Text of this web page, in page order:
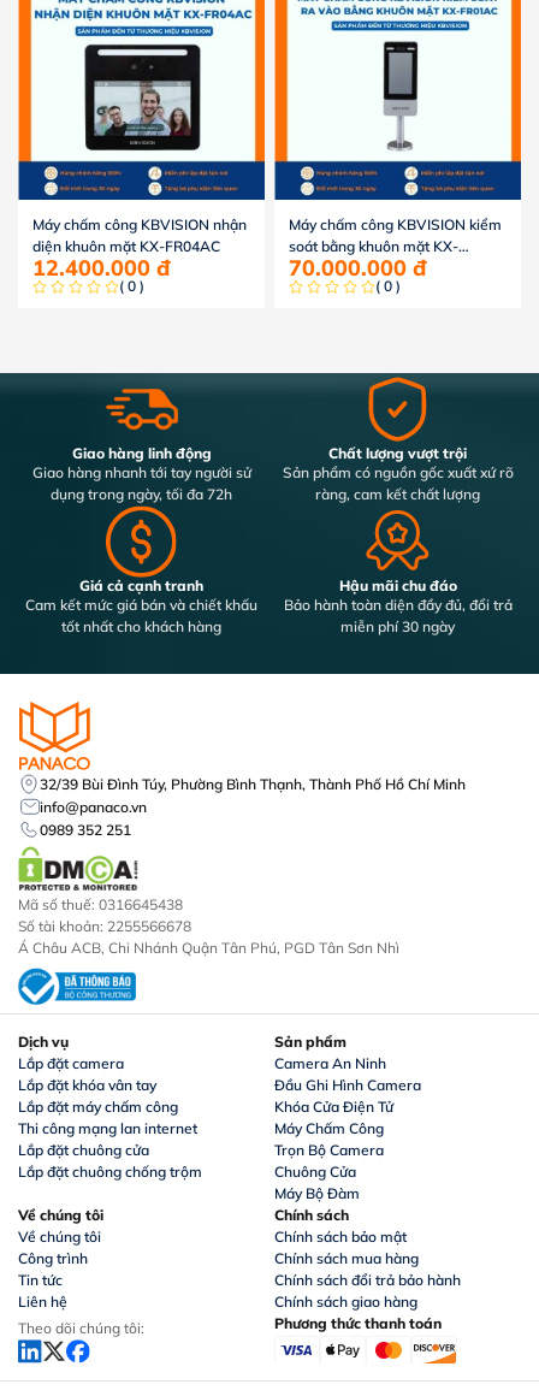
Máy chấm công KBVISION nhận
diện khuôn mặt KX-FR04AC
12.400.000 đ
( 0 )
Máy chấm công KBVISION kiểm
soát bằng khuôn mặt KX-
FR01AC
70.000.000 đ
( 0 )
Giao hàng linh động
Giao hàng nhanh tới tay người sử
dụng trong ngày, tối đa 72h
Chất lượng vượt trội
Sản phẩm có nguồn gốc xuất xứ rõ
ràng, cam kết chất lượng
Giá cả cạnh tranh
Cam kết mức giá bán và chiết khấu
tốt nhất cho khách hàng
Hậu mãi chu đáo
Bảo hành toàn diện đầy đủ, đổi trả
miễn phí 30 ngày
Về chúng tôi
Về chúng tôi
Công trình
Tin tức
Liên hệ
Theo dõi chúng tôi:
Dịch vụ
Lắp đặt camera
Lắp đặt khóa vân tay
Lắp đặt máy chấm công
Thi công mạng lan internet
Lắp đặt chuông cửa
Lắp đặt chuông chống trộm
Sản phẩm
Camera An Ninh
Đầu Ghi Hình Camera
Khóa Cửa Điện Tử
Máy Chấm Công
Trọn Bộ Camera
Chuông Cửa
Máy Bộ Đàm
Chính sách
Chính sách bảo mật
Chính sách mua hàng
Chính sách đổi trả bảo hành
Chính sách giao hàng
Phương thức thanh toán
32/39 Bùi Đình Túy, Phường Bình Thạnh, Thành Phố Hồ Chí Minh
info@panaco.vn
0989 352 251
Mã số thuế: 0316645438
Số tài khoản: 2255566678
Á Châu ACB, Chi Nhánh Quận Tân Phú, PGD Tân Sơn Nhì